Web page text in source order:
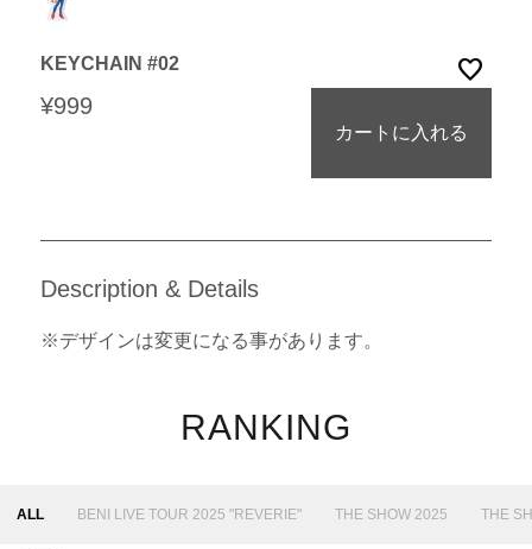
KEYCHAIN #02 favorite
¥999
カートに入れる
Description & Details
※デザインは変更になる事があります。
RANKING
ALL BENI LIVE TOUR 2025 "REVERIE" THE SHOW 2025 THE